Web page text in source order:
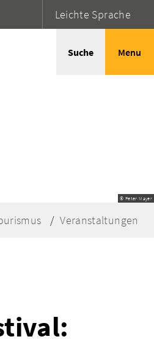
Leichte Sprache
Suche Menu
© Peter Mayer
Veranstaltungen